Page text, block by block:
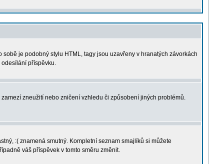
je podobný stylu HTML, tagy jsou uzavřeny v hranatých závorkách
odesílání příspěvku.
zamezí zneužití nebo zničení vzhledu či způsobení jiných problémů.
:( znamená smutný. Kompletní seznam smajlíků si můžete
váš příspěvek v tomto směru změnit.